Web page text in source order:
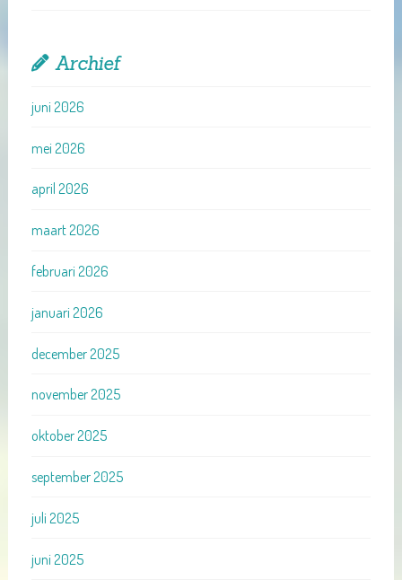
Archief
juni 2026
mei 2026
april 2026
maart 2026
februari 2026
januari 2026
december 2025
november 2025
oktober 2025
september 2025
juli 2025
juni 2025